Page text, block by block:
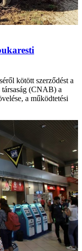
kötött szerződést a
társaság (CNAB) a
a működtetési